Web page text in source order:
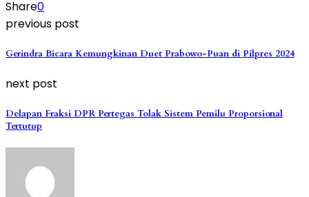
Share0
previous post
Gerindra Bicara Kemungkinan Duet Prabowo-Puan di Pilpres 2024
next post
Delapan Fraksi DPR Pertegas Tolak Sistem Pemilu Proporsional
Tertutup